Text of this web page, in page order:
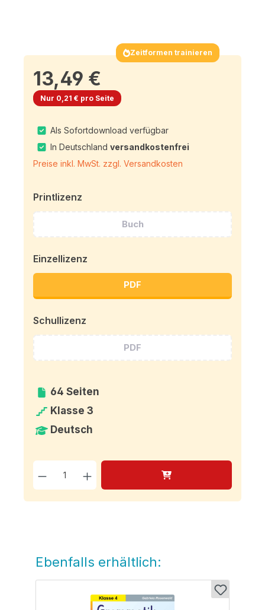
Zeitformen trainieren
13,49 €
Nur 0,21 € pro Seite
Als Sofortdownload verfügbar
In Deutschlandversandkostenfrei
Preise inkl. MwSt. zzgl. Versandkosten
Printlizenz
Buch
Einzellizenz
PDF
Schullizenz
PDF
64 Seiten
Klasse 3
Deutsch
Produkt Anzahl: Gib den
Produktgalerie überspringen
Ebenfalls erhältlich: